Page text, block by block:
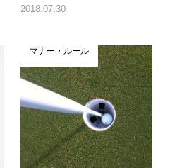
2018.07.30
マナー・ルール